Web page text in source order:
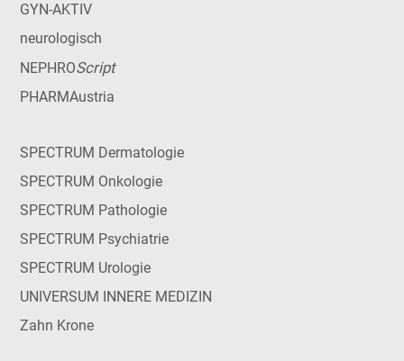
GYN-AKTIV
neurologisch
NEPHROScript
PHARMAustria
SPECTRUM Dermatologie
SPECTRUM Onkologie
SPECTRUM Pathologie
SPECTRUM Psychiatrie
SPECTRUM Urologie
UNIVERSUM INNERE MEDIZIN
Zahn Krone